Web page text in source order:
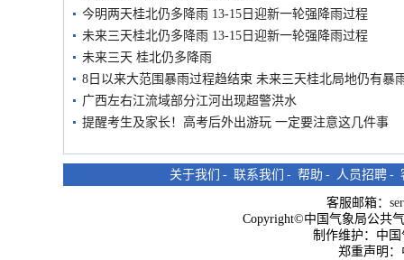
今明两天桂北仍多降雨 13-15日迎新一轮强降雨过程
未来三天桂北仍多降雨 13-15日迎新一轮强降雨过程
未来三天 桂北仍多降雨
8日以来大范围暴雨过程趋结束 未来三天桂北局地仍有暴
广西左右江流域部分江河出现超警洪水
提醒考生及家长！高考后外出游玩 一定要注意这几件事
关于我们 - 联系我们 - 帮助 - 人员招聘 -
客服邮箱：
Copyright©中国气象局公共
制作维护：中
郑重声明